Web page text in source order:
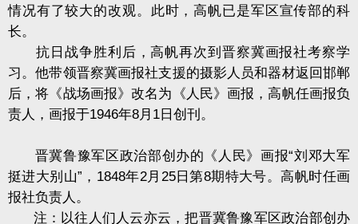
情况有了较大的改观。此时，高帆已是军区宣传部的科
长。
抗日战争胜利后，高帆再次到晋察冀画报社考察学
习。他带领晋察冀画报社支援的摄影人员和器材返回邯郸
后，将《战场画报》改名为《人民》画报，高帆任画报负
责人，画报于1946年8月1日创刊。
晋冀鲁豫军区政治部创办的《人民》画报“刘邓大军
挺进大别山”，1848年2月25日第8期特大号。高帆时任画
报社负责人。
注：以往人们人云亦云，把晋冀鲁豫军区政治部创办